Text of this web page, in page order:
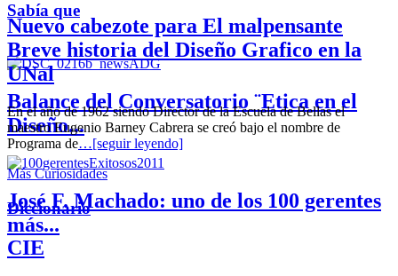
Nuevo cabezote para El malpensante
Balance del Conversatorio ¨Etica en el
Diseño...
José F. Machado: uno de los 100 gerentes
más...
Sabía que
Breve historia del Diseño Grafico en la
UNal
En el año de 1962 siendo Director de la Escuela de Bellas el
maestro Eugenio Barney Cabrera se creó bajo el nombre de
Programa de…[seguir leyendo]
Más Curiosidades
Diccionario
CIE